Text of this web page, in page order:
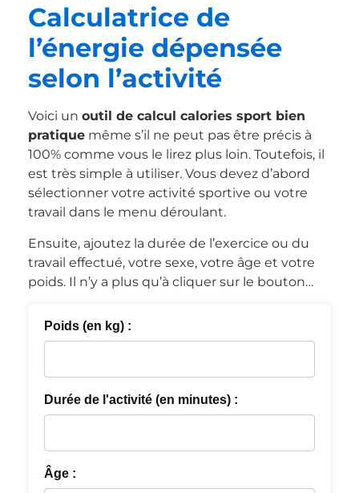
Calculatrice de
l’énergie dépensée
selon l’activité
Voici un outil de calcul calories sport bien
pratique même s’il ne peut pas être précis à
100% comme vous le lirez plus loin. Toutefois, il
est très simple à utiliser. Vous devez d’abord
sélectionner votre activité sportive ou votre
travail dans le menu déroulant.
Ensuite, ajoutez la durée de l’exercice ou du
travail effectué, votre sexe, votre âge et votre
poids. Il n’y a plus qu’à cliquer sur le bouton…
Poids (en kg) :
Durée de l'activité (en minutes) :
Âge :